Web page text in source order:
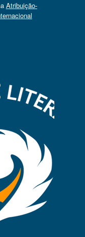
Atribuição-